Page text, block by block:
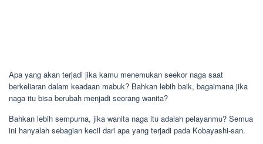
Apa yang akan terjadi jika kamu menemukan seekor naga saat
berkeliaran dalam keadaan mabuk? Bahkan lebih baik, bagaimana jika
naga itu bisa berubah menjadi seorang wanita?
Bahkan lebih sempurna, jika wanita naga itu adalah pelayanmu? Semua
ini hanyalah sebagian kecil dari apa yang terjadi pada Kobayashi-san.